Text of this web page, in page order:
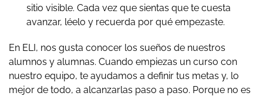
sitio visible. Cada vez que sientas que te cuesta
avanzar, léelo y recuerda por qué empezaste.
En ELI, nos gusta conocer los sueños de nuestros
alumnos y alumnas. Cuando empiezas un curso con
nuestro equipo, te ayudamos a definir tus metas y, lo
mejor de todo, a alcanzarlas paso a paso. Porque no es